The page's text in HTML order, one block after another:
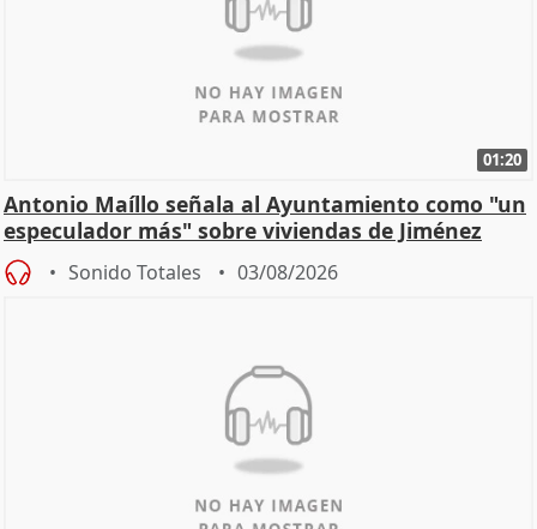
01:20
Antonio Maíllo señala al Ayuntamiento como "un
especulador más" sobre viviendas de Jiménez
Becerril
Sonido Totales 03/08/2026